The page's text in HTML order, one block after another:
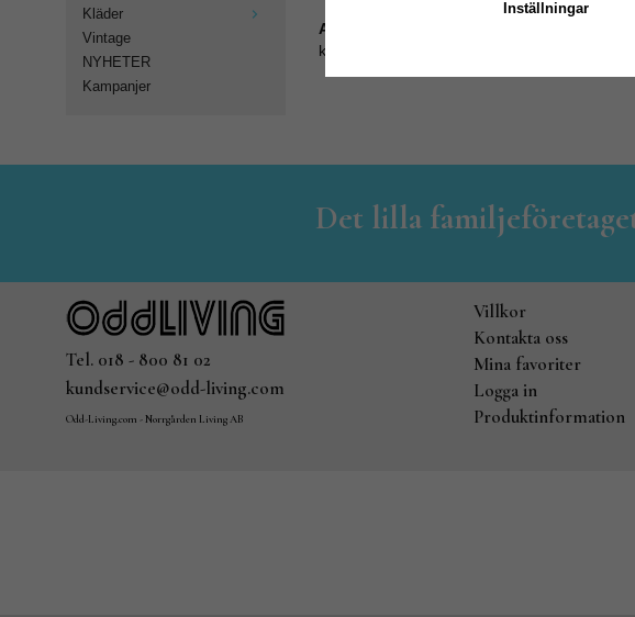
Kläder
Vintage
NYHETER
Kampanjer
Artikelnummer:
kn-212
Det lilla
Tel. 018 - 800 81 02
kundservice@odd-living.com
Odd-Living.com - Norrgården Living AB
Villkor
Kontakta oss
Mina favoriter
Logga in
Produktinformation
Inställningar